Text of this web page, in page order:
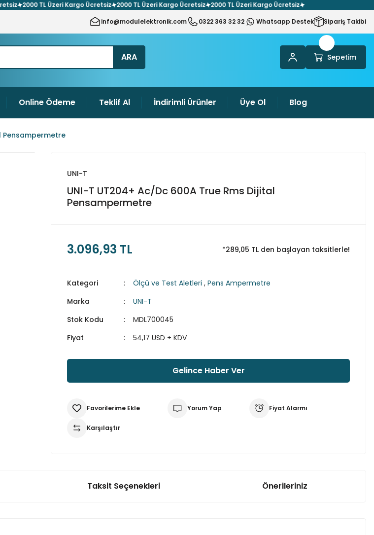
2000 TL Üzeri Kargo Ücretsiz 2000 TL Üzeri Kargo Ücretsiz 2000 TL Üzeri Kargo Ücretsiz
info@modulelektronik.com 0322 363 32 32 Whatsapp Destek Sipariş Takibi
ARA Sepetim
Online Ödeme Teklif Al İndirimli Ürünler Üye Ol Blog
Pensampermetre
UNI-T
UNI-T UT204+ Ac/Dc 600A True Rms Dijital
Pensampermetre
3.096,93 TL *289,05 TL den başlayan taksitlerle!
Kategori Ölçü ve Test Aletleri , Pens Ampermetre
Marka
UNI-T
Stok Kodu
MDL700045
Fiyat
54,17 USD + KDV
Gelince Haber Ver
Yorum Yap Fiyat Alarmı
Karşılaştır
Taksit Seçenekleri Önerileriniz